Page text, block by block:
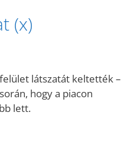
(x)
látszatát keltették –
hogy a piacon
lett.